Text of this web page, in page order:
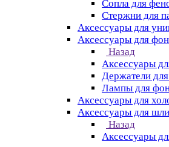
Сопла для
Стержни для
Аксессуары для
Аксессуары для
Назад
Аксессуары
Держатели
Лампы для
Аксессуары для
Аксессуары для
Назад
Аксессуары